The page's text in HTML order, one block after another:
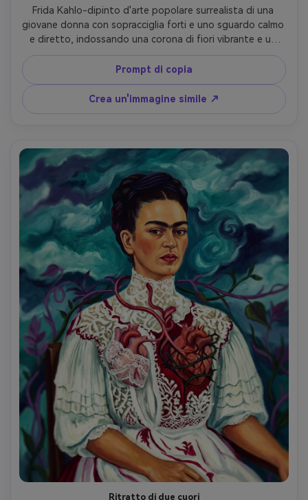
Frida Kahlo-dipinto d'arte popolare surrealista di una
giovane donna con sopracciglia forti e uno sguardo calmo
e diretto, indossando una corona di fiori vibrante e un
abito Tehuana rosso con scollo ricamato, rigogliose foglie
tropicali che riempiono lo sfondo come un arazzo vivente,
contorni audaci, colori saturi, trama dipinta a mano,
farfalle simboliche che galleggiano vicino alle sue spalle,
composizione ritratto devozionale, altamente
cinematografica- -ar 4:5
Prompt di copia
Crea un'immagine simile ↗
Ritratto di due cuori